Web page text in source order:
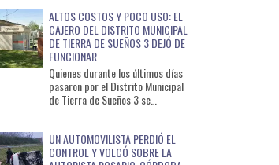
ALTOS COSTOS Y POCO USO: EL
CAJERO DEL DISTRITO MUNICIPAL
DE TIERRA DE SUEÑOS 3 DEJÓ DE
FUNCIONAR
Quienes durante los últimos días
pasaron por el Distrito Municipal
de Tierra de Sueños 3 se
UN AUTOMOVILISTA PERDIÓ EL
CONTROL Y VOLCÓ SOBRE LA